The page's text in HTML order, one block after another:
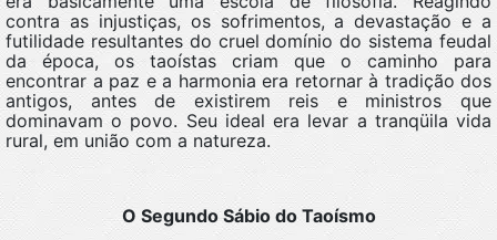
contra as injustiças, os sofrimentos, a devastação e a
futilidade resultantes do cruel domínio do sistema feudal
da época, os taoístas criam que o caminho para
encontrar a paz e a harmonia era retornar à tradição dos
antigos, antes de existirem reis e ministros que
dominavam o povo. Seu ideal era levar a tranqüila vida
rural, em união com a natureza.
O Segundo Sábio do Taoísmo